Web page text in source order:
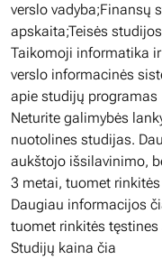
verslo vadyba;Finansų
apskaita;Teisės
Taikomoji informatika
verslo informacinės
apie studijų programas
Neturite galimybės
nuotolines studijas.
aukštojo išsilavinimo,
3 metai, tuomet
Daugiau informacijos
tuomet rinkitės
Studijų kaina čia